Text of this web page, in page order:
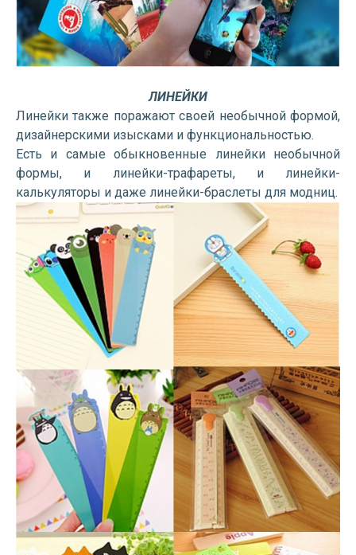
ЛИНЕЙКИ
Линейки также поражают своей необычной формой,
дизайнерскими изысками и функциональностью.
Есть и самые обыкновенные линейки необычной
формы, и линейки-трафареты, и линейки-
калькуляторы и даже линейки-браслеты для модниц.